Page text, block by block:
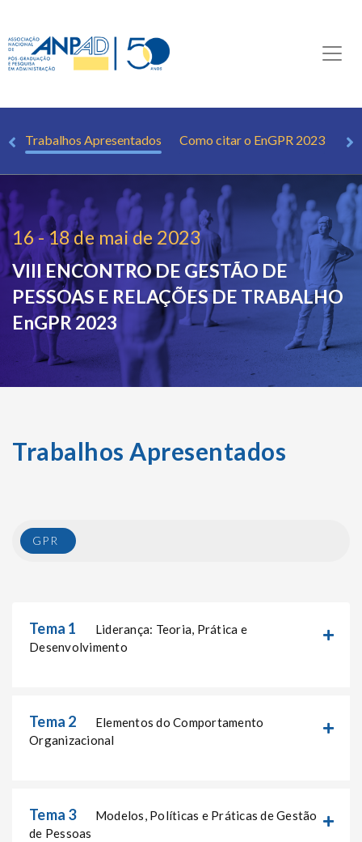
Trabalhos Apresentados Como citar o EnGPR 2023
16 - 18 de mai de 2023
VIII ENCONTRO DE GESTÃO DE
PESSOAS E RELAÇÕES DE TRABALHO
EnGPR 2023
Trabalhos Apresentados
GPR
Tema 1
Desenvolvimento
Tema 2
Organizacional
Tema 3
de Pessoas